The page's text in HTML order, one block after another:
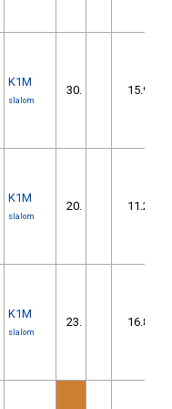
K1M
slalom
30. 15.97
K1M
slalom
20. 11.27
K1M
slalom
23. 16.83